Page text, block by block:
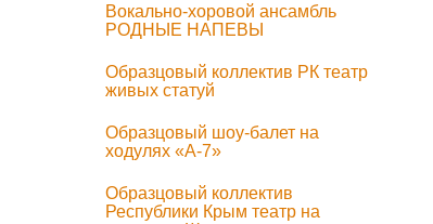
Вокально-хоровой ансамбль
РОДНЫЕ НАПЕВЫ
Образцовый коллектив РК театр
живых статуй
Образцовый шоу-балет на
ходулях «А-7»
Образцовый коллектив
Республики Крым театр на